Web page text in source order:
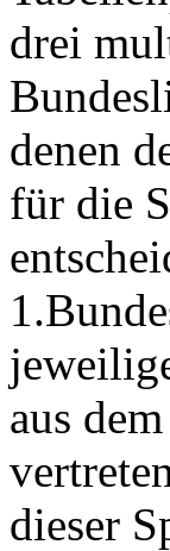
drei
denen
für die
aus
dieser